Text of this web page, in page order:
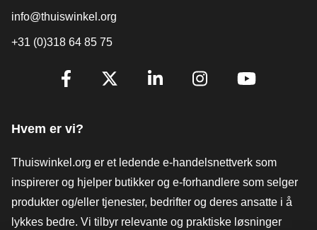
info@thuiswinkel.org
+31 (0)318 64 85 75
[_General:SocialMediaTitle]
Hvem er vi?
Thuiswinkel.org er et ledende e-handelsnettverk som
inspirerer og hjelper butikker og e-forhandlere som selger
produkter og/eller tjenester, bedrifter og deres ansatte i å
lykkes bedre. Vi tilbyr relevante og praktiske løsninger